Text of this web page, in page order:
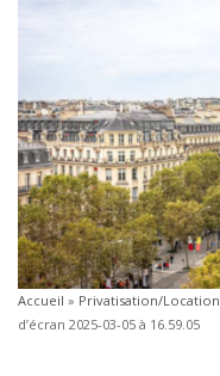
Accueil » Privatisation/
d’écran 2025-03-05 à 16.59.05